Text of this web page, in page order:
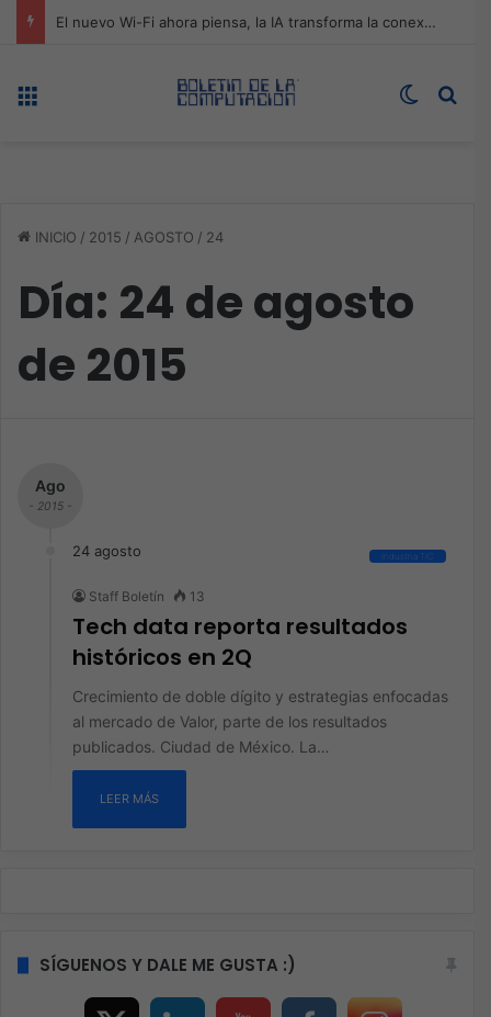
ASUS redefine la productividad y el gaming con la experiencia Duo
Switch
INICIO / 2015 / AGOSTO / 24
Día: 24 de agosto
de 2015
Ago
- 2015 -
24 agosto Industria TIC
Staff Boletín 13
Tech data reporta resultados
históricos en 2Q
Crecimiento de doble dígito y estrategias enfocadas
al mercado de Valor, parte de los resultados
publicados. Ciudad de México. La…
LEER MÁS
SÍGUENOS Y DALE ME GUSTA :)